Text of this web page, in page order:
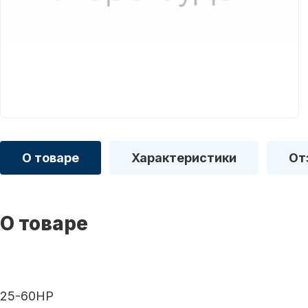
О товаре Характеристики
О товаре
25-60HP